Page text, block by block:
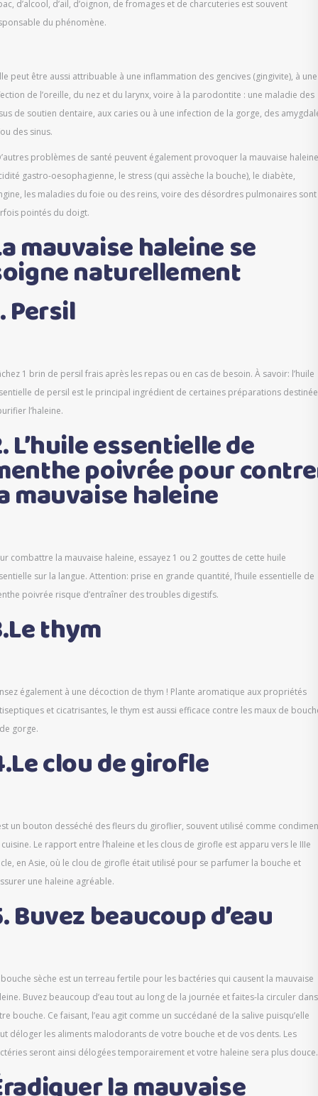
d’alcool, d’ail, d’oignon, de fromages et de charcuteries est souvent
du phénomène.
peut être aussi attribuable à une inflammation des gencives (gingivite), à une
de l’oreille, du nez et du larynx, voire à la parodontite : une maladie des
de soutien dentaire, aux caries ou à une infection de la gorge, des
des sinus.
problèmes de santé peuvent également provoquer la mauvaise
gastro-oesophagienne, le stress (qui assèche la bouche), le diabète,
les maladies du foie ou des reins, voire des désordres pulmonaires sont
pointés du doigt.
mauvaise haleine se
naturellement
Persil
1 brin de persil frais après les repas ou en cas de besoin. À savoir: l’huile
de persil est le principal ingrédient de certaines préparations
l’haleine.
L’huile essentielle de
poivrée pour
mauvaise haleine
combattre la mauvaise haleine, essayez 1 ou 2 gouttes de cette huile
sur la langue. Attention: prise en grande quantité, l’huile essentielle de
poivrée risque d’entraîner des troubles digestifs.
thym
également à une décoction de thym ! Plante aromatique aux propriétés
et cicatrisantes, le thym est aussi efficace contre les maux de
gorge.
clou de girofle
un bouton desséché des fleurs du giroflier, souvent utilisé comme
Le rapport entre l’haleine et les clous de girofle est apparu vers le IIIe
en Asie, où le clou de girofle était utilisé pour se parfumer la bouche et
une haleine agréable.
Buvez beaucoup d’eau
sèche est un terreau fertile pour les bactéries qui causent la mauvaise
Buvez beaucoup d’eau tout au long de la journée et faites-la circuler dans
bouche. Ce faisant, l’eau agit comme un succédané de la salive puisqu’elle
déloger les aliments malodorants de votre bouche et de vos dents. Les
seront ainsi délogées temporairement et votre haleine sera plus douce.